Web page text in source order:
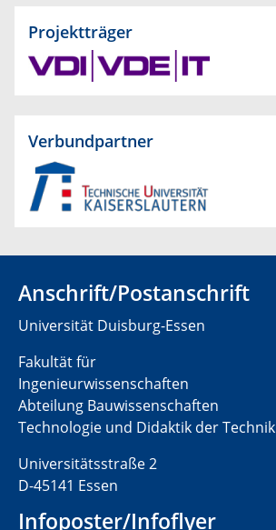
Projektträger
Verbundpartner
Anschrift/Postanschrift
Universität Duisburg-Essen
Fakultät für
Ingenieurwissenschaften
Abteilung Bauwissenschaften
Technologie und Didaktik der Technik
Universitätsstraße 2
D-45141 Essen
Infoposter/Infoflyer